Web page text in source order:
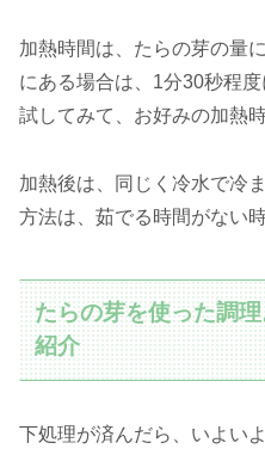
加熱時間は、たらの芽の量
にある場合は、1分30秒程
試してみて、お好みの加熱
加熱後は、同じく冷水で冷
方法は、茹でる時間がない
たらの芽を使った調
紹介
下処理が済んだら、いよい